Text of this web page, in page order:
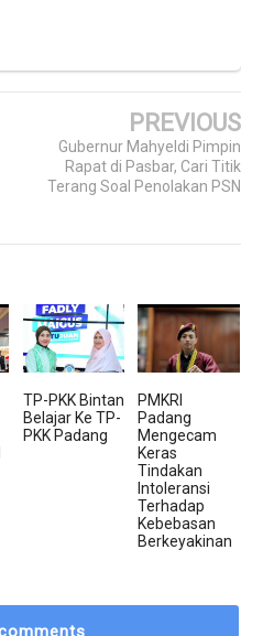
PREVIOUS
Gubernur Mahyeldi Pimpin
Rapat di Pasbar, Cari Titik
Terang Soal Penolakan PSN
TP-PKK Bintan
Belajar Ke TP-
PKK Padang
PMKRI
Padang
Mengecam
Keras
Tindakan
Intoleransi
Terhadap
Kebebasan
Berkeyakinan